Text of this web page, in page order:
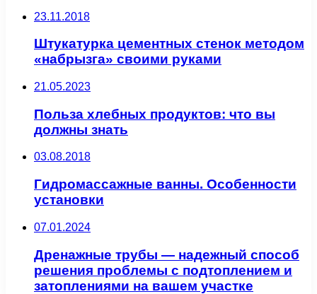
23.11.2018
Штукатурка цементных стенок методом
«набрызга» своими руками
21.05.2023
Польза хлебных продуктов: что вы
должны знать
03.08.2018
Гидромассажные ванны. Особенности
установки
07.01.2024
Дренажные трубы — надежный способ
решения проблемы с подтоплением и
затоплениями на вашем участке